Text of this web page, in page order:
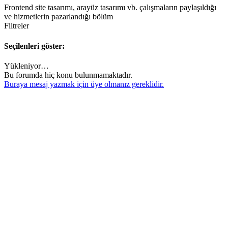
Frontend site tasarımı, arayüz tasarımı vb. çalışmaların paylaşıldığı
ve hizmetlerin pazarlandığı bölüm
Filtreler
Seçilenleri göster:
Yükleniyor…
Bu forumda hiç konu bulunmamaktadır.
Buraya mesaj yazmak için üye olmanız gereklidir.